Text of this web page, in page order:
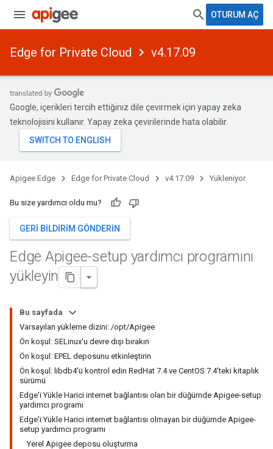
OTURUM AÇ
Edge for Private Cloud v4.17.09
Google, içerikleri tercih ettiğiniz dile çevirmek için yapay zeka
teknolojisini kullanır. Yapay zeka çevirilerinde hata olabilir.
Apigee Edge Edge for Private Cloud v4.17.09 Yükleniyor
Bu size yardımcı oldu mu?
GERI BILDIRIM GÖNDERIN
Edge Apigee-setup yardımcı programını
yükleyin
Bu sayfada
Varsayılan yükleme dizini: /opt/Apigee
Ön koşul: SELinux'u devre dışı bırakın
Ön koşul: EPEL deposunu etkinleştirin
Ön koşul: libdb4'ü kontrol edin RedHat 7.4 ve CentOS 7.4'teki kitaplık
sürümü
Edge'i Yükle Harici internet bağlantısı olan bir düğümde Apigee-setup
yardımcı programı
Edge'i Yükle Harici internet bağlantısı olmayan bir düğümde Apigee-
setup yardımcı programı
Yerel Apigee deposu oluşturma